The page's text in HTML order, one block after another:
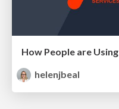
helenjbeal